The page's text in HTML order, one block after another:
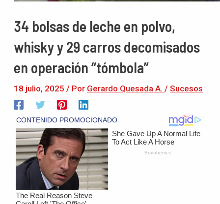
34 bolsas de leche en polvo,
whisky y 29 carros decomisados
en operación “tómbola”
18 julio, 2025 / Por Gerardo Quesada A. / Sucesos